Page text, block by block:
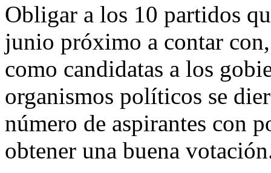
Obligar a los 10 partidos
junio próximo a contar
como candidatas a los
organismos políticos se
número de aspirantes con
obtener una buena